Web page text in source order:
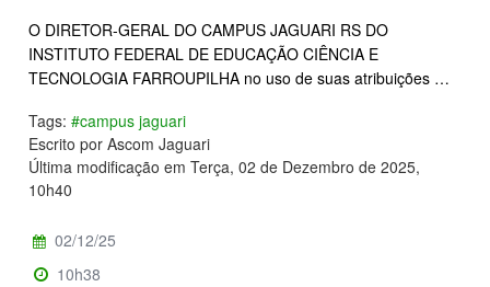
O DIRETOR-GERAL DO CAMPUS JAGUARI RS DO
INSTITUTO FEDERAL DE EDUCAÇÃO CIÊNCIA E
TECNOLOGIA FARROUPILHA no uso de suas atribuições …
Tags: #campus jaguari
Escrito por Ascom Jaguari
Última modificação em Terça, 02 de Dezembro de 2025,
10h40
02/12/25
10h38